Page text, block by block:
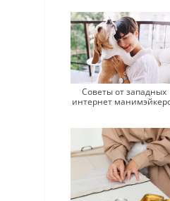
Советы от западных
интернет